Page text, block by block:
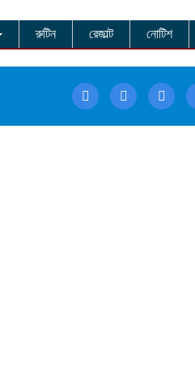
রুটিন রেজাল্ট নোটিশ